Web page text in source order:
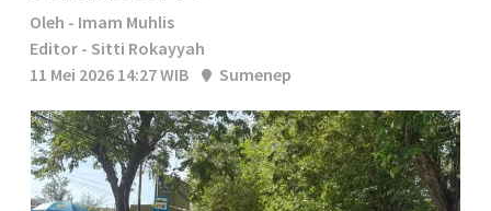
Oleh - Imam Muhlis
Editor - Sitti Rokayyah
11 Mei 2026 14:27 WIB
Sumenep